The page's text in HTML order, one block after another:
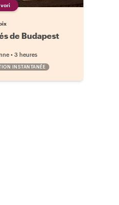
de Budapest
• 3 heures
INSTANTANÉE